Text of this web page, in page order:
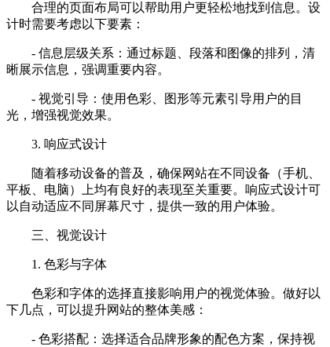
合理的页面布局可以帮助用户更轻松地找到信息。设
计时需要考虑以下要素：
- 信息层级关系：通过标题、段落和图像的排列，清
晰展示信息，强调重要内容。
- 视觉引导：使用色彩、图形等元素引导用户的目
光，增强视觉效果。
3. 响应式设计
随着移动设备的普及，确保网站在不同设备（手机、
平板、电脑）上均有良好的表现至关重要。响应式设计可
以自动适应不同屏幕尺寸，提供一致的用户体验。
三、视觉设计
1. 色彩与字体
色彩和字体的选择直接影响用户的视觉体验。做好以
下几点，可以提升网站的整体美感：
- 色彩搭配：选择适合品牌形象的配色方案，保持视